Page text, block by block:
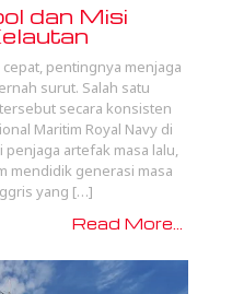
dan Misi
pentingnya menjaga
surut. Salah satu
secara konsisten
Maritim Royal Navy di
artefak masa lalu,
mendidik generasi masa
yang […]
Read More...